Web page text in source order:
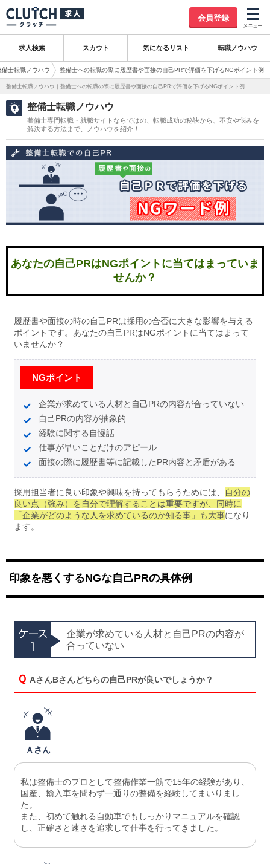
会員登録
求人検索 スカウト 気になるリスト 転職ノウハウ
備士転職ノウハウ 整備士への転職の際に履歴書や面接の自己PRで評価を下げるNGポイント例
整備士転職ノウハウ｜整備士への転職の際に履歴書や面接の自己PRで評価を下げるNGポイント例
整備士転職ノウハウ
整備士専門転職・就職サイトならではの、転職成功の秘訣から、不安や悩みを
解決する方法まで、ノウハウを紹介！
あなたの自己PRはNGポイントに当てはまっていま
せんか？
履歴書や面接の時の自己PRは採用の合否に大きな影響を与える
ポイントです。あなたの自己PRはNGポイントに当てはまって
いませんか？
NGポイント
企業が求めている人材と自己PRの内容が合っていない
自己PRの内容が抽象的
経験に関する自慢話
仕事が早いことだけのアピール
面接の際に履歴書等に記載したPR内容と矛盾がある
採用担当者に良い印象や興味を持ってもらうためには、
自分の
良い点（強み）を自分で理解することは重要ですが、同時に
「企業がどのような人を求めているのか知る事」も大事になり
ます。
印象を悪くするNGな自己PRの具体例
企業が求めている人材と自己PRの内容が
合っていない
Ｑ AさんBさんどちらの自己PRが良いでしょうか？
Ａさん
私は整備士のプロとして整備作業一筋で15年の経験があり、
国産、輸入車を問わず一通りの整備を経験してまいりまし
た。
また、初めて触れる自動車でもしっかりマニュアルを確認
し、正確さと速さを追求して仕事を行ってきました。